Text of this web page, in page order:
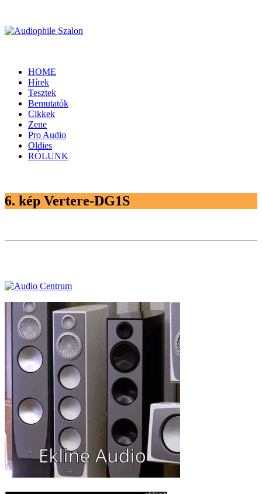
HOME
Hírek
Tesztek
Bemutatók
Cikkek
Zene
Pro Audio
Oldies
RÓLUNK
6. kép Vertere-DG1S